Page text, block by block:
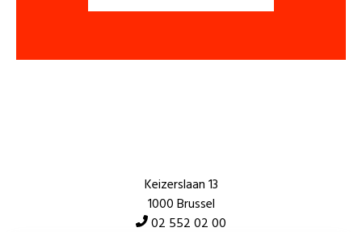
Keizerslaan 13
1000 Brussel
02 552 02 00